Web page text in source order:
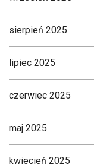
sierpień 2025
lipiec 2025
czerwiec 2025
maj 2025
kwiecień 2025